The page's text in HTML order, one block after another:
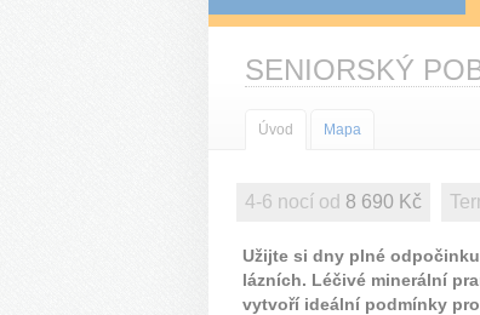
SENIORSKÝ
Úvod Mapa
4-6 nocí od 8 690 Kč
Užijte si dny plné
lázních. Léčivé minerální
vytvoří ideální podmínky